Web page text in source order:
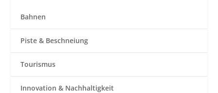
Bahnen
Piste & Beschneiung
Tourismus
Innovation & Nachhaltigkeit